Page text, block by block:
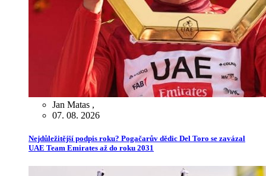
Jan Matas ,
07. 08. 2026
Nejdůležitější podpis roku? Pogačarův dědic Del Toro se zavázal
UAE Team Emirates až do roku 2031